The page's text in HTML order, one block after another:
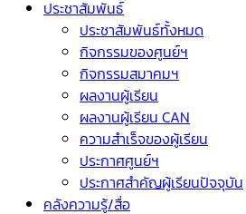
ประชาสัมพันธ์
ประชาสัมพันธ์ทั้งหมด
กิจกรรมของศูนย์ฯ
กิจกรรมสมาคมฯ
ผลงานผู้เรียน
ผลงานผู้เรียน CAN
ความสำเร็จของผู้เรียน
ประกาศศูนย์ฯ
ประกาศสำคัญผู้เรียนปัจจุบัน
คลังความรู้/สื่อ